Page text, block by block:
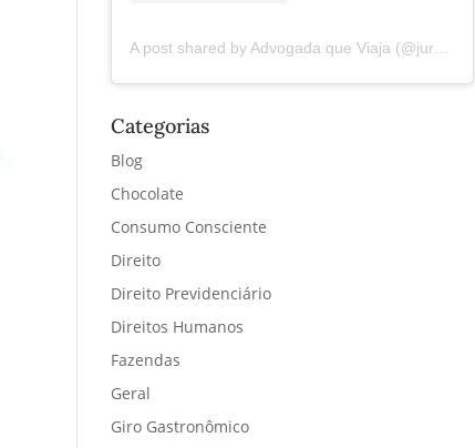
A post shared by Advogada que Viaja (@juremacintra)
Categorias
Blog
Chocolate
Consumo Consciente
Direito
Direito Previdenciário
Direitos Humanos
Fazendas
Geral
Giro Gastronômico